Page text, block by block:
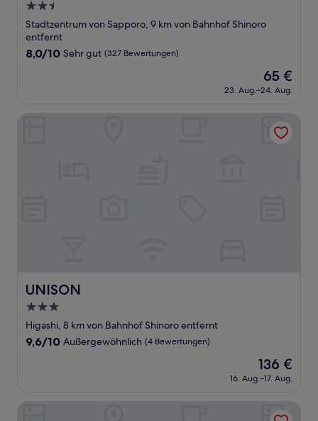
2.5-
Sterne-
Unterkunft
Stadtzentrum von Sapporo, 9 km von Bahnhof Shinoro
entfernt
8.0
(327
8,0/10 Sehr gut (327 Bewertungen)
Der
Preis
beträgt
65 €
23. Aug.–24. Aug.
UNISON
UNISON
3.0-
Sterne-
Unterkunft
Higashi, 8 km von Bahnhof Shinoro entfernt
9.6
Bewertungen)
9,6/10 Außergewöhnlich (4 Bewertungen)
Der
Preis
beträgt
136 €
16. Aug.–17. Aug.